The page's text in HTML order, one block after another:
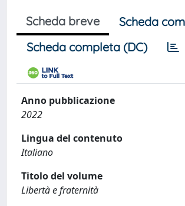
Scheda breve
Scheda
Scheda completa (DC)
Anno pubblicazione
2022
Lingua del contenuto
Italiano
Titolo del volume
Libertà e fraternità